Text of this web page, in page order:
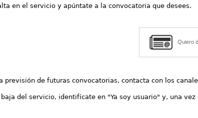
en el servicio y apúntate a la convocatoria que desees.
Quiero
previsión de futuras convocatorias, contacta con los
del servicio, identifícate en "Ya soy usuario" y, una